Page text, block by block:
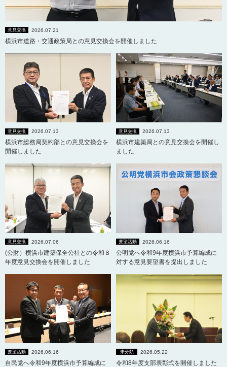
意見交換 2026.07.21
横浜市道路・交通政策局との意見交換会を開催しました
意見交換 2026.07.13
横浜市総務局契約部との意見交換会を
開催しました
意見交換 2026.07.13
横浜市建築局との意見交換会を開催し
ました
意見交換 2026.07.06
(公財）横浜市建築保全公社との令和８
年度意見交換会を開催しました
要望活動 2026.06.16
公明党へ令和9年度横浜市予算編成に
対する意見要望書を提出しました
要望活動 2026.06.16
自民党へ令和9年度横浜市予算編成に
未分類 2026.05.22
令和8年度支部表彰式を開催しました